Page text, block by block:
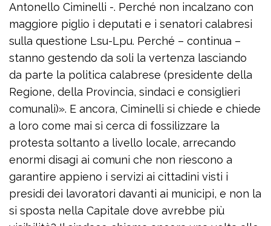
Antonello Ciminelli -. Perché non incalzano con
maggiore piglio i deputati e i senatori calabresi
sulla questione Lsu-Lpu. Perché – continua –
stanno gestendo da soli la vertenza lasciando
da parte la politica calabrese (presidente della
Regione, della Provincia, sindaci e consiglieri
comunali)». E ancora, Ciminelli si chiede e chiede
a loro come mai si cerca di fossilizzare la
protesta soltanto a livello locale, arrecando
enormi disagi ai comuni che non riescono a
garantire appieno i servizi ai cittadini visti i
presidi dei lavoratori davanti ai municipi, e non la
si sposta nella Capitale dove avrebbe più